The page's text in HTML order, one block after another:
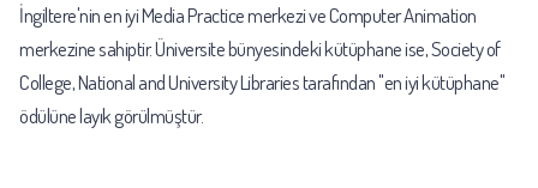
İngiltere'nin en iyi Media Practice merkezi ve Computer Animation
merkezine sahiptir. Üniversite bünyesindeki kütüphane ise, Society of
College, National and University Libraries tarafından "en iyi kütüphane"
ödülüne layık görülmüştür.